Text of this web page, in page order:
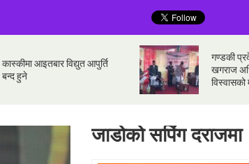
कास्कीमा आइतबार विद्युत आपुर्ति
बन्द हुने
गण्डकी
खगराज
जाडोको सपिंग दराजमा